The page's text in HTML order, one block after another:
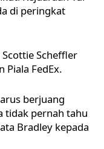
di peringkat
Scheffler
FedEx.
berjuang
tidak pernah tahu
Bradley kepada